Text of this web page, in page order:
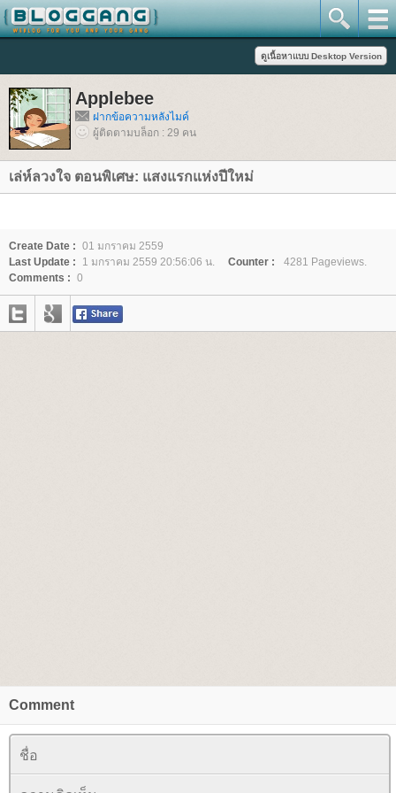
Applebee
ฝากข้อความหลังไมค์
ผู้ติดตามบล็อก : 29 คน
เล่ห์ลวงใจ ตอนพิเศษ: แสงแรกแห่งปีใหม่
Create Date : 01 มกราคม 2559
Last Update :
1 มกราคม 2559 20:56:06 น. Counter :
4281 Pageviews.
Comments : 0
Comment